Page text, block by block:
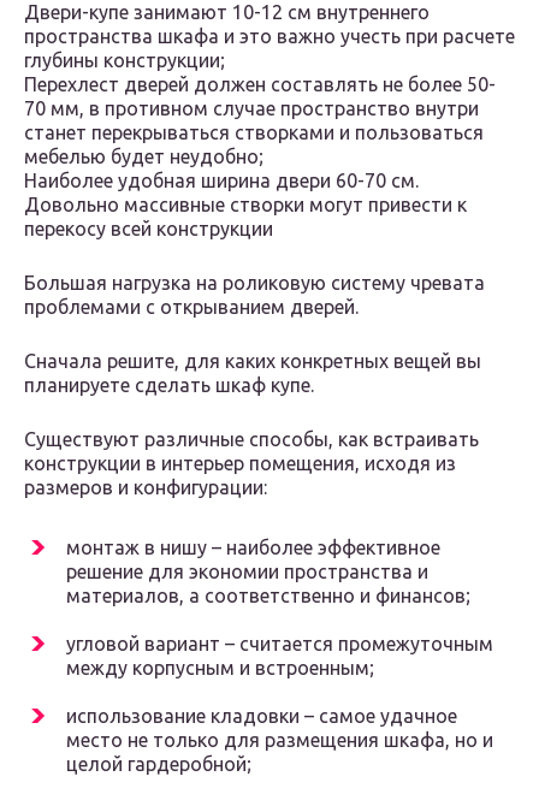
Двери-купе занимают 10-12 см внутреннего
пространства шкафа и это важно учесть при расчете
глубины конструкции;
Перехлест дверей должен составлять не более 50-
70 мм, в противном случае пространство внутри
станет перекрываться створками и пользоваться
мебелью будет неудобно;
Наиболее удобная ширина двери 60-70 см.
Довольно массивные створки могут привести к
перекосу всей конструкции
Большая нагрузка на роликовую систему чревата
проблемами с открыванием дверей.
Сначала решите, для каких конкретных вещей вы
планируете сделать шкаф купе.
Существуют различные способы, как встраивать
конструкции в интерьер помещения, исходя из
размеров и конфигурации:
монтаж в нишу – наиболее эффективное
решение для экономии пространства и
материалов, а соответственно и финансов;
угловой вариант – считается промежуточным
между корпусным и встроенным;
использование кладовки – самое удачное
место не только для размещения шкафа, но и
целой гардеробной;